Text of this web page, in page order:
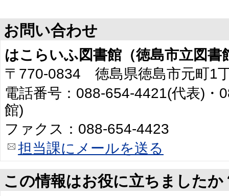
お問い合わせ
はこらいふ図書館（徳島市立図書
〒770-0834 徳島県徳島市元町1
電話番号：088-654-4421(代表)・
館)
ファクス：088-654-4423
担当課にメールを送る
この情報はお役に立ちましたか